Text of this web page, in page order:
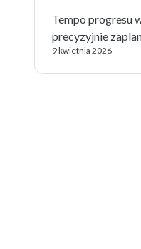
Tempo progresu
precyzyjnie
9 kwietnia 2026